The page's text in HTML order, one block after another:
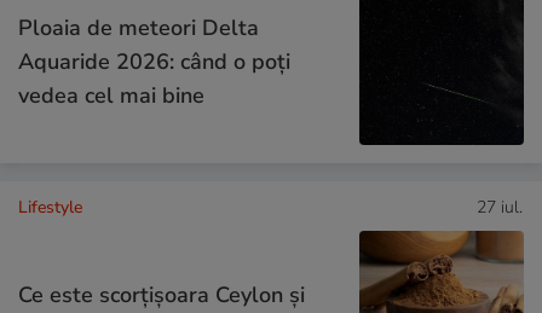
Ploaia de meteori Delta
Aquaride 2026: când o poți
vedea cel mai bine
Lifestyle 27 iul.
Ce este scorțișoara Ceylon și